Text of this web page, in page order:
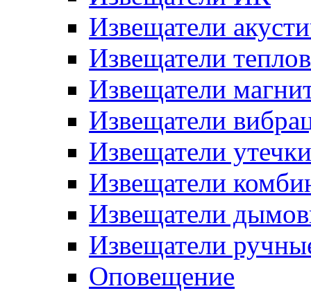
Извещатели
Извещатели
Извещатели
Извещатели
Извещатели утечки
Извещатели
Извещатели
Извещатели
Оповещение